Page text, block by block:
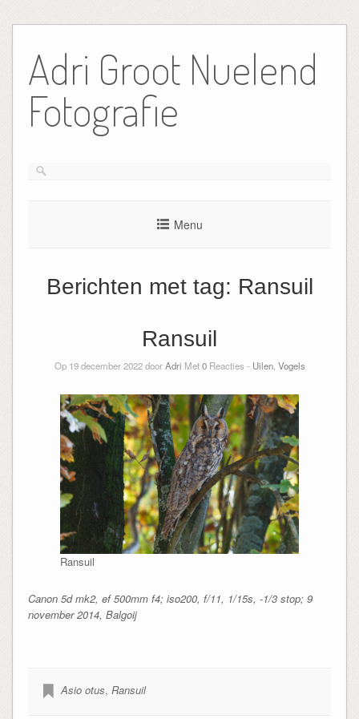
de
inhoud
Adri Groot Nuelend
Fotografie
Menu
Berichten met tag: Ransuil
Ransuil
Op 19 december 2022 doorAdri Met0Reacties - Uilen, Vogels
Ransuil
Canon 5d mk2, ef 500mm f4; iso200, f/11, 1/15s, -1/3 stop; 9
november 2014, Balgoij
Asio otus, Ransuil